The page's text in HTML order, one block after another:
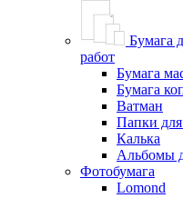
Бумага
работ
Бумага
Бумага
Ватман
Папки
Калька
Альбомы
Фотобумага
Lomond